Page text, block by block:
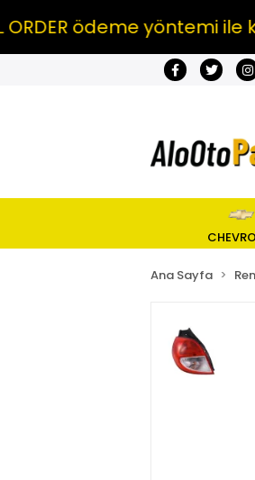
ödeme yöntemi ile kredi
Ana Sayfa